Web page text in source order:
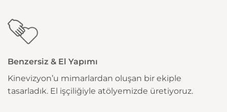
Benzersiz & El Yapımı
Kinevizyon’u mimarlardan oluşan bir ekiple
tasarladık. El işçiliğiyle atölyemizde üretiyoruz.